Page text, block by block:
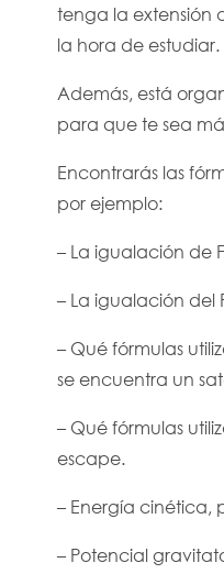
tenga la extensión
la hora de estudiar.
Además, está
para que te sea
Encontrarás las
por ejemplo:
– La igualación de
– La igualación del
– Qué fórmulas
se encuentra un
– Qué fórmulas
escape.
– Energía cinética,
– Potencial